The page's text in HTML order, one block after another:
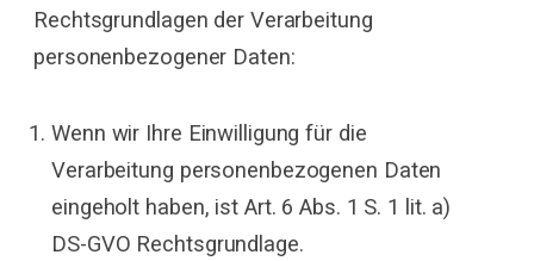
Rechtsgrundlagen der Verarbeitung
personenbezogener Daten:
Wenn wir Ihre Einwilligung für die
Verarbeitung personenbezogenen Daten
eingeholt haben, ist Art. 6 Abs. 1 S. 1 lit. a)
DS-GVO Rechtsgrundlage.